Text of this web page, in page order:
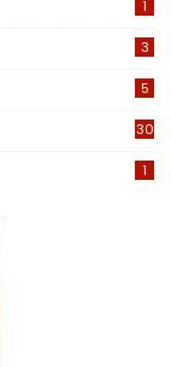
1
3
5
30
1